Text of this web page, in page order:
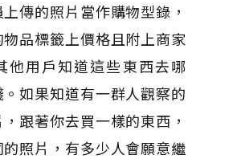
傳的照片當作購物型錄，
品標籤上價格且附上商家
他用戶知道這些東西去哪
如果知道有一群人觀察的
，跟著你去買一樣的東西，
照片，有多少人會願意繼